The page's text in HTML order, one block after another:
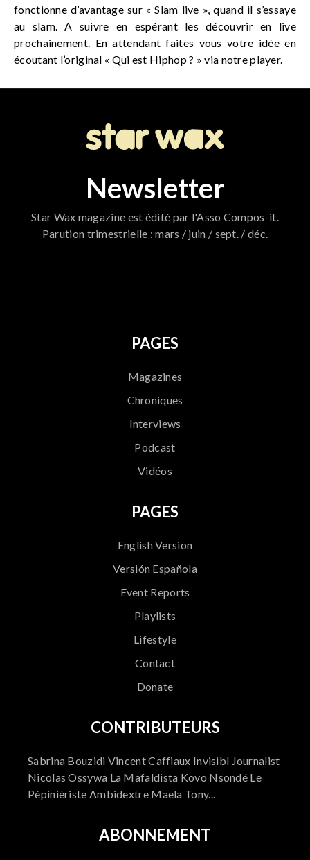
fonctionne d’avantage sur « Slam live », quand il s’essaye
au slam. A suivre en espérant les découvrir en live
prochainement. En attendant faites vous votre idée en
écoutant l’original « Qui est Hiphop ? » via notre player.
Newsletter
Star Wax magazine est édité par l'Asso Compos-it.
Parution trimestrielle : mars / juin / sept. / déc.
PAGES
Magazines
Chroniques
Interviews
Podcast
Vidéos
PAGES
English Version
Versión Española
Event Reports
Playlists
Lifestyle
Contact
Donate
CONTRIBUTEURS
Sabrina Bouzidi Vincent Caffiaux Invisibl Journalist
Nicolas Ossywa La Mafaldista Kovo Nsondé Le
Pépinièriste Ambidextre Maela Tony...
ABONNEMENT